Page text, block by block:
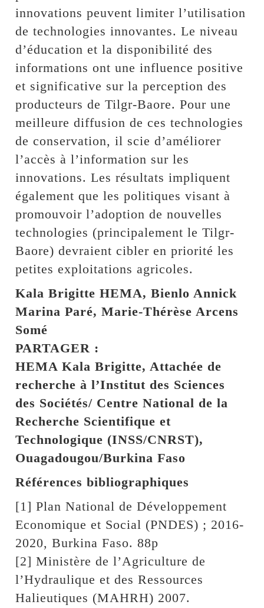
innovations peuvent limiter l’utilisation
de technologies innovantes. Le niveau
d’éducation et la disponibilité des
informations ont une influence positive
et significative sur la perception des
producteurs de Tilgr-Baore. Pour une
meilleure diffusion de ces technologies
de conservation, il scie d’améliorer
l’accès à l’information sur les
innovations. Les résultats impliquent
également que les politiques visant à
promouvoir l’adoption de nouvelles
technologies (principalement le Tilgr-
Baore) devraient cibler en priorité les
petites exploitations agricoles.
Kala Brigitte HEMA, Bienlo Annick
Marina Paré, Marie-Thérèse Arcens
Somé
PARTAGER :
HEMA Kala Brigitte, Attachée de
recherche à l’Institut des Sciences
des Sociétés/ Centre National de la
Recherche Scientifique et
Technologique (INSS/CNRST),
Ouagadougou/Burkina Faso
Références bibliographiques
[1] Plan National de Développement
Economique et Social (PNDES) ; 2016-
2020, Burkina Faso. 88p
[2] Ministère de l’Agriculture de
l’Hydraulique et des Ressources
Halieutiques (MAHRH) 2007.